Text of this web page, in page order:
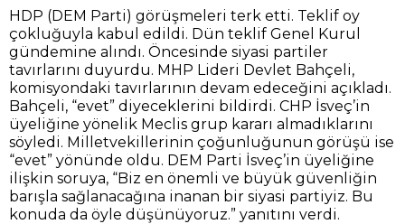
HDP (DEM Parti) görüşmeleri terk etti. Teklif oy
çokluğuyla kabul edildi. Dün teklif Genel Kurul
gündemine alındı. Öncesinde siyasi partiler
tavırlarını duyurdu. MHP Lideri Devlet Bahçeli,
komisyondaki tavırlarının devam edeceğini açıkladı.
Bahçeli, “evet” diyeceklerini bildirdi. CHP İsveç’in
üyeliğine yönelik Meclis grup kararı almadıklarını
söyledi. Milletvekillerinin çoğunluğunun görüşü ise
“evet” yönünde oldu. DEM Parti İsveç’in üyeliğine
ilişkin soruya, “Biz en önemli ve büyük güvenliğin
barışla sağlanacağına inanan bir siyasi partiyiz. Bu
konuda da öyle düşünüyoruz.” yanıtını verdi.